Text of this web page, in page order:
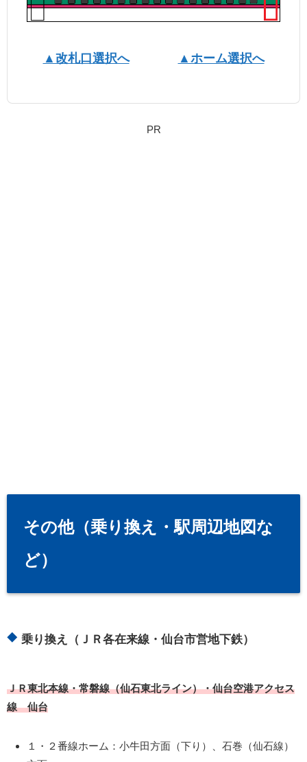
▲改札口選択へ ▲ホーム選択へ
PR
その他（乗り換え・駅周辺地図な
ど）
乗り換え（ＪＲ各在来線・仙台市営地下鉄）
ＪＲ東北本線・常磐線（仙石東北ライン）・仙台空港アクセス
線 仙台
１・２番線ホーム：小牛田方面（下り）、石巻（仙石線）